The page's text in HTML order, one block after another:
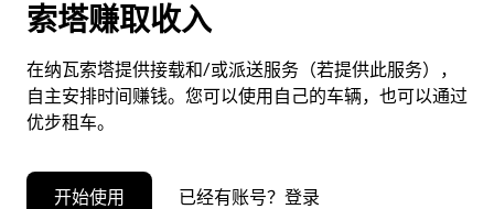
历。
索塔赚取收入
在纳瓦索塔提供接载和/或派送服务（若提供此服务），
自主安排时间赚钱。您可以使用自己的车辆，也可以通过
优步租车。
开始使用 已经有账号？登录